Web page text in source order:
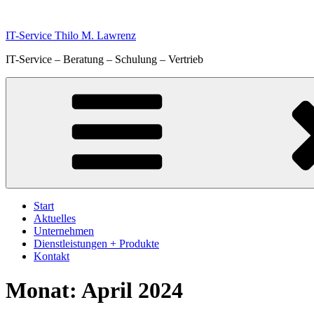
springen
IT-Service Thilo M. Lawrenz
IT-Service – Beratung – Schulung – Vertrieb
Start
Aktuelles
Unternehmen
Dienstleistungen + Produkte
Kontakt
Monat: April 2024